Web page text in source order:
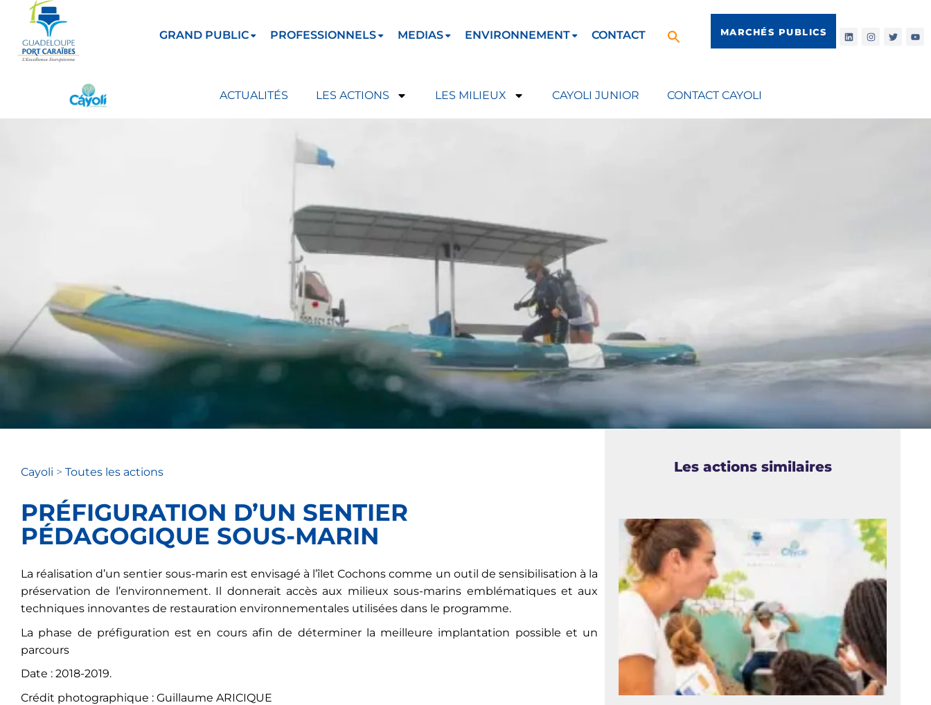
GRAND PUBLIC PROFESSIONNELS MEDIAS ENVIRONNEMENT CONTACT MARCHÉS PUBLICS
ACTUALITÉS LES ACTIONS LES MILIEUX CAYOLI JUNIOR CONTACT CAYOLI
Cayoli > Toutes les actions
PRÉFIGURATION D’UN SENTIER
PÉDAGOGIQUE SOUS-MARIN
La réalisation d’un sentier sous-marin est envisagé à l’îlet Cochons comme un outil de sensibilisation à la
préservation de l’environnement. Il donnerait accès aux milieux sous-marins emblématiques et aux
techniques innovantes de restauration environnementales utilisées dans le programme.
La phase de préfiguration est en cours afin de déterminer la meilleure implantation possible et un
parcours
Date : 2018-2019.
Crédit photographique : Guillaume ARICIQUE
Les actions similaires